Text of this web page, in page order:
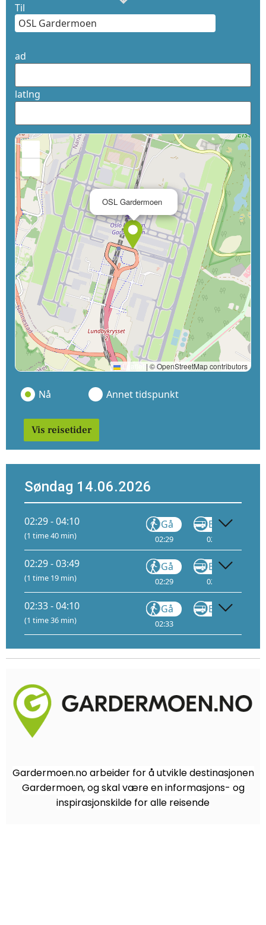
Til
ad
latlng
OSL Gardermoen
Leaflet | © OpenStreetMap contributors
Nå Annet tidspunkt
Vis reisetider
Søndag 14.06.2026
02:29 - 04:10
(1 time 40 min)
Gå
02:29
Buss
02:34
02:29 - 03:49
(1 time 19 min)
Gå
02:29
Buss
02:34
02:33 - 04:10
(1 time 36 min)
Gå
02:33
Buss
Gardermoen.no arbeider for å utvikle destinasjonen
Gardermoen, og skal være en informasjons- og
inspirasjonskilde for alle reisende